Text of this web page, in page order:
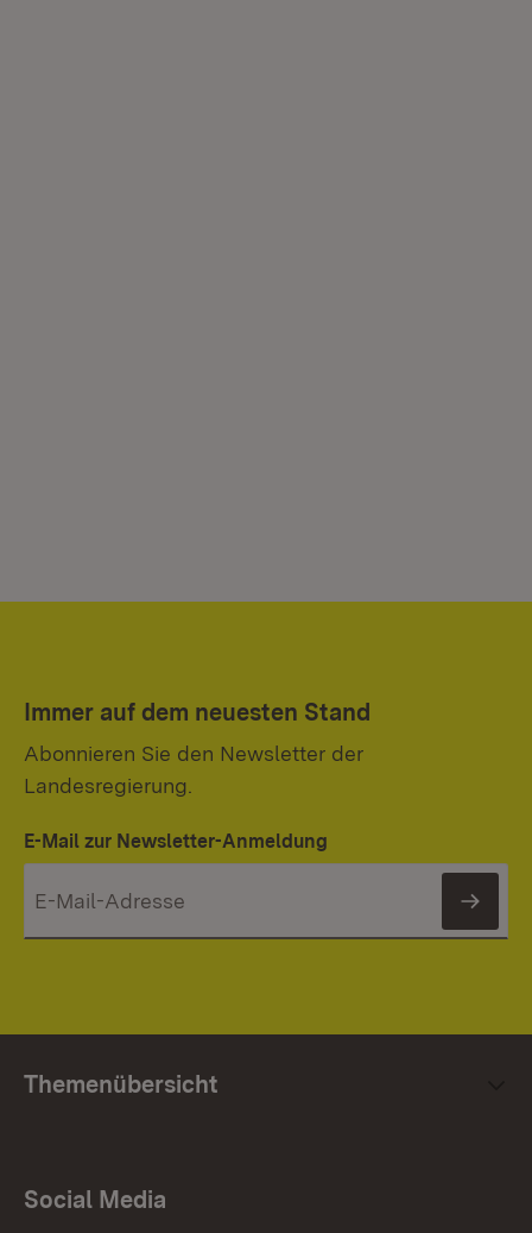
Immer auf dem neuesten Stand
Abonnieren Sie den Newsletter der
Landesregierung.
E-Mail zur Newsletter-Anmeldung
Themenübersicht
Social Media